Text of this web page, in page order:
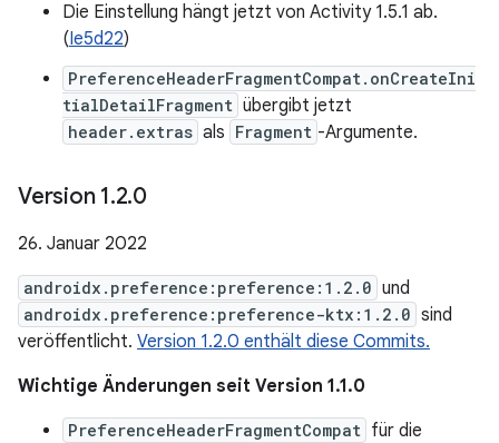
Die Einstellung hängt jetzt von Activity 1.5.1 ab.
(Ie5d22)
PreferenceHeaderFragmentCompat.onCreateIni
tialDetailFragment übergibt jetzt
header.extras als Fragment -Argumente.
Version 1.2.0
26. Januar 2022
androidx.preference:preference:1.2.0 und
androidx.preference:preference-ktx:1.2.0 sind
veröffentlicht. Version 1.2.0 enthält diese Commits.
Wichtige Änderungen seit Version 1.1.0
PreferenceHeaderFragmentCompat für die